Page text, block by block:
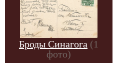
Броды Синагога (1
фото)